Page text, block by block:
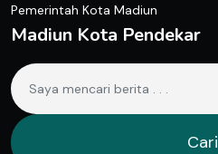
Pemerintah Kota Madiun
Madiun Kota Pendekar
Cari